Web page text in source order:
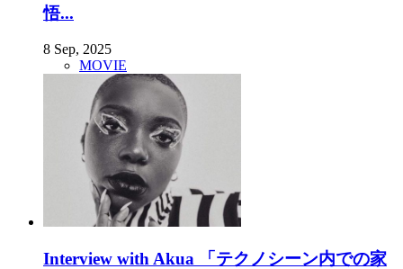
悟...
8 Sep, 2025
MOVIE
Interview with Akua 「テクノシーン内での家